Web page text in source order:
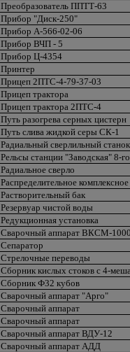
Преобразователь ППТТ-63
Прибор "Диск-250"
Прибор А-566-02-06
Прибор ВЧП - 5
Прибор Ц-4354
Принтер
Прицеп 2ПТС-4-79-37-03
Прицеп трактора
Прицеп трактора 2ПТС-4
Путь разогрева серных цистерн
Путь слива жидкой серы СК-1
Радиальный сверлильный
Рельсы станции "Заводская" 8-
Радиальное сверло
Распределительное
Растворительный бак
Резервуар чистой воды
Редукционная установка
Сварочный аппарат ВКСМ-
Сепаратор
Стрелочные переводы
Сборник кислых стоков с 4-
Сборник Ф32 кубов
Сварочный аппарат "Арго"
Сварочный аппарат
Сварочный аппарат
Сварочный аппарат ВДУ-12
Сварочный аппарат АДД